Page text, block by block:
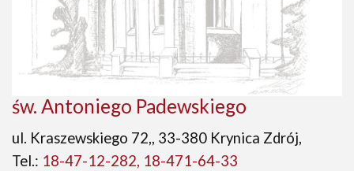
św. Antoniego Padewskiego
ul. Kraszewskiego 72,, 33-380 Krynica Zdrój,
Tel.: 18-47-12-282, 18-471-64-33